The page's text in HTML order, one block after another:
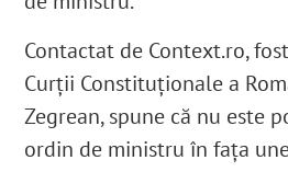
Contactat de Context.ro,
Curții Constituționale a
Zegrean, spune că nu este
ordin de ministru în fața